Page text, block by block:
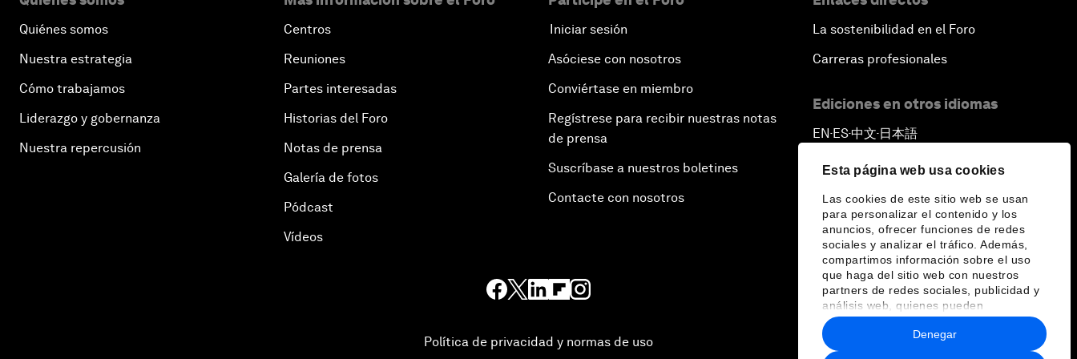
Esta página web usa cookies
Las cookies de este sitio web se usan
para personalizar el contenido y los
anuncios, ofrecer funciones de redes
sociales y analizar el tráfico. Además,
compartimos información sobre el uso
que haga del sitio web con nuestros
partners de redes sociales, publicidad y
análisis web, quienes pueden
combinarla con otra información que les
haya proporcionado o que hayan
recopilado a partir del uso que haya
Denegar
Quiénes somos
Nuestra estrategia
Cómo trabajamos
Liderazgo y gobernanza
Nuestra repercusión
Centros
Reuniones
Partes interesadas
Historias del Foro
Notas de prensa
Galería de fotos
Pódcast
Vídeos
Iniciar sesión
Asóciese con nosotros
Conviértase en miembro
Regístrese para recibir nuestras notas
de prensa
Suscríbase a nuestros boletines
Contacte con nosotros
La sostenibilidad en el Foro
Carreras profesionales
Ediciones en otros idiomas
EN ▪ ES▪中文▪ 日本語
Política de privacidad y normas de uso